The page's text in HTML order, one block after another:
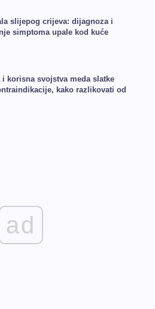
slijepog crijeva: dijagnoza i
simptoma upale kod kuće
i korisna svojstva meda slatke
kako razlikovati od
ad